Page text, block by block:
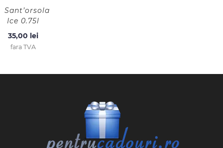
Sant’orsola
Ice 0.75l
35,00 lei
fara TVA